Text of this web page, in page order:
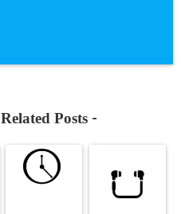
Related Posts -